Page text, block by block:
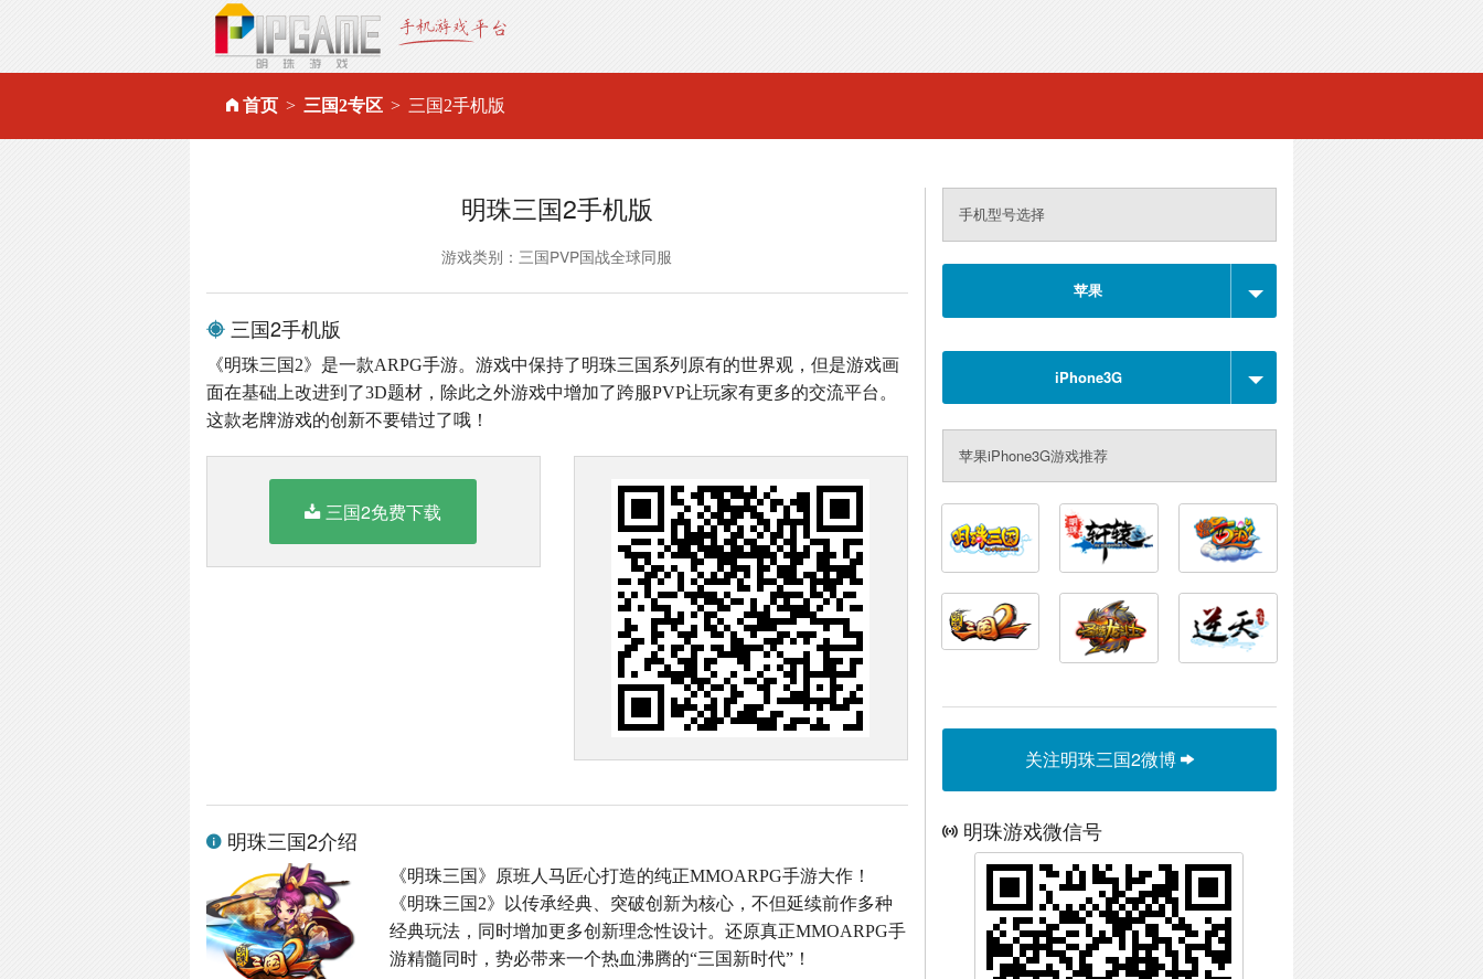
首页 三国2专区 三国2手机版
明珠三国2手机版
游戏类别：三国PVP国战全球同服
三国2手机版
《明珠三国2》是一款ARPG手游。游戏中保持了明珠三国系列原有的世界观，但是游戏画
面在基础上改进到了3D题材，除此之外游戏中增加了跨服PVP让玩家有更多的交流平台。
这款老牌游戏的创新不要错过了哦！
三国2免费下载
明珠三国2介绍
《明珠三国》原班人马匠心打造的纯正MMOARPG手游大作！
《明珠三国2》以传承经典、突破创新为核心，不但延续前作多种
经典玩法，同时增加更多创新理念性设计。还原真正MMOARPG手
游精髓同时，势必带来一个热血沸腾的“三国新时代”！
手机型号选择
苹果
iPhone3G
苹果iPhone3G游戏推荐
关注明珠三国2微博
明珠游戏微信号